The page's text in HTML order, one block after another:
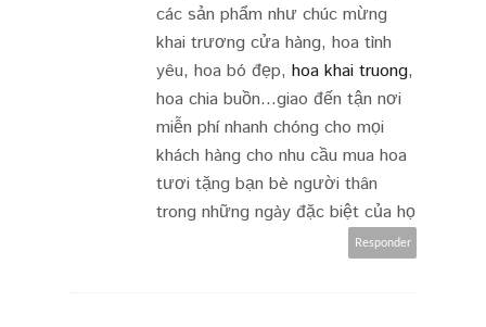
các sản phẩm như chúc mừng
khai trương cửa hàng, hoa tình
yêu, hoa bó đẹp, hoa khai truong,
hoa chia buồn...giao đến tận nơi
miễn phí nhanh chóng cho mọi
khách hàng cho nhu cầu mua hoa
tươi tặng bạn bè người thân
trong những ngày đặc biệt của họ
Responder